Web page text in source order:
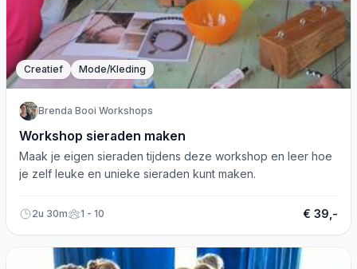
Creatief Mode/Kleding
Brenda Booi Workshops
Workshop sieraden maken
Maak je eigen sieraden tijdens deze workshop en leer hoe
je zelf leuke en unieke sieraden kunt maken.
2u 30m 1 - 10 € 39,-